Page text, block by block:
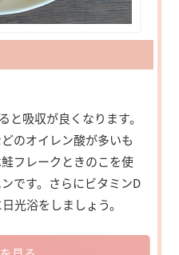
と吸収が良くなります。
のオイレン酸が多いも
フレークときのこを使
です。さらにビタミンD
光浴をしましょう。